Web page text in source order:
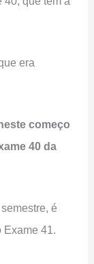
era
começo
40 da
é
Exame 41.